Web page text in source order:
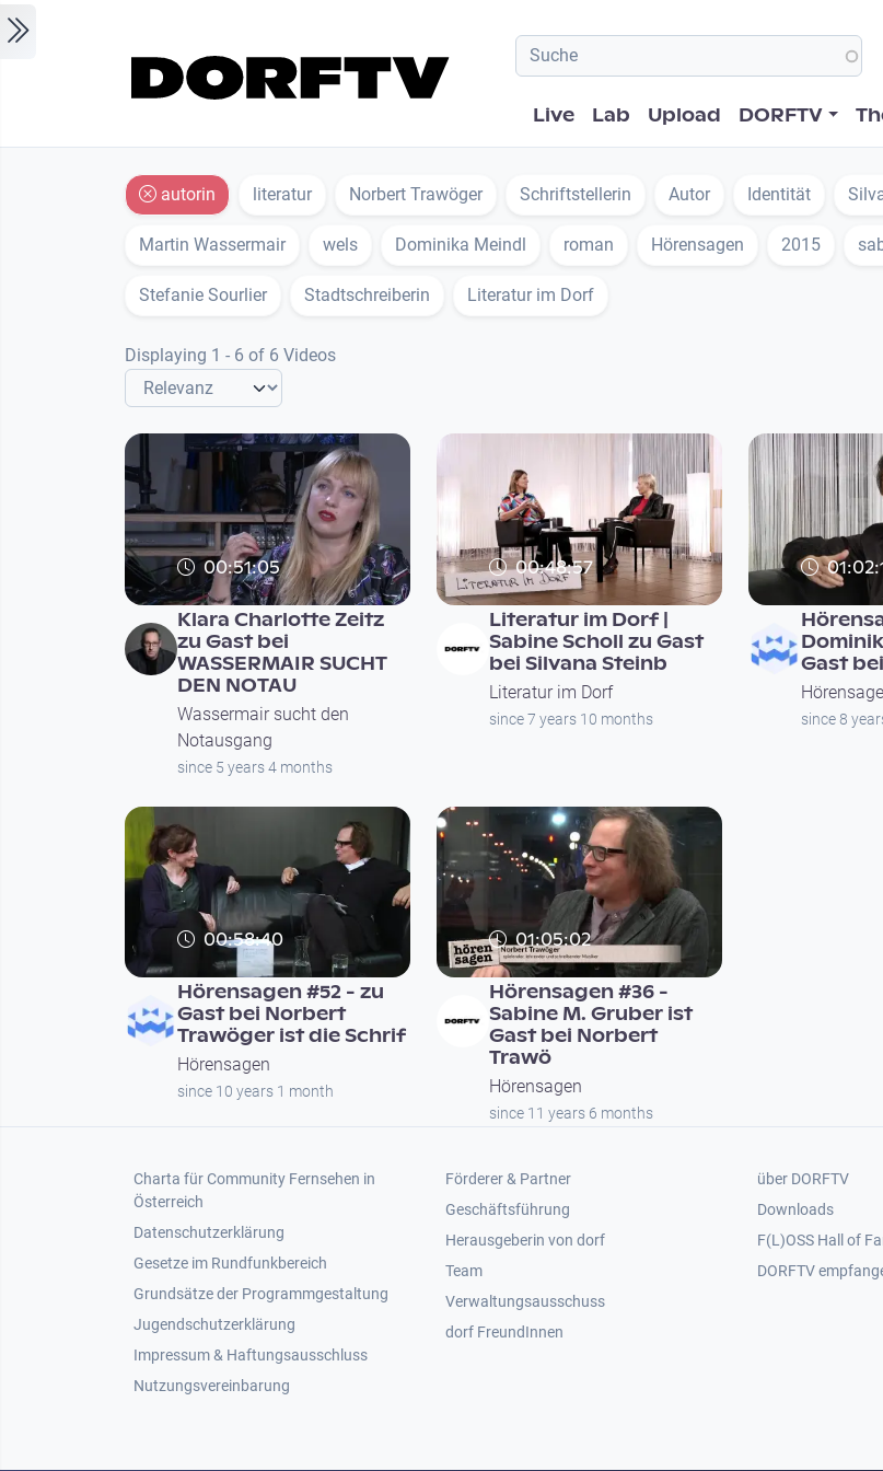
Hauptnavigation
Live Lab Upload DORFTV
autorin literatur Norbert Trawöger Schriftstellerin Autor Identität
Martin Wassermair wels Dominika Meindl roman Hörensagen 2015
Stefanie Sourlier Stadtschreiberin Literatur im Dorf
Displaying 1 - 6 of 6 Videos
00:51:05
Klara Charlotte Zeitz
zu Gast bei
WASSERMAIR SUCHT
DEN NOTAU
Wassermair sucht den
Notausgang
since 5 years 4 months
00:48:57
Literatur im Dorf |
Sabine Scholl zu Gast
bei Silvana Steinb
Literatur im Dorf
since 7 years 10 months
Gast
since 8
00:58:40
Hörensagen #52 - zu
Gast bei Norbert
Trawöger ist die Schrif
Hörensagen
since 10 years 1 month
01:05:02
Hörensagen #36 -
Sabine M. Gruber ist
Gast bei Norbert
Trawö
Hörensagen
since 11 years 6 months
Footer 1
Charta für Community Fernsehen in
Österreich
Datenschutzerklärung
Gesetze im Rundfunkbereich
Grundsätze der Programmgestaltung
Jugendschutzerklärung
Impressum & Haftungsausschluss
Nutzungsvereinbarung
Footer 2
Förderer & Partner
Geschäftsführung
Herausgeberin von dorf
Team
Verwaltungsausschuss
dorf FreundInnen
Footer 3
über DORFTV
Downloads
F(L)OSS Hall of
Footer 4
DORFTV